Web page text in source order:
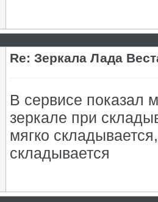
Re: Зеркала Лада
В сервисе показал
зеркале при
мягко
складывается